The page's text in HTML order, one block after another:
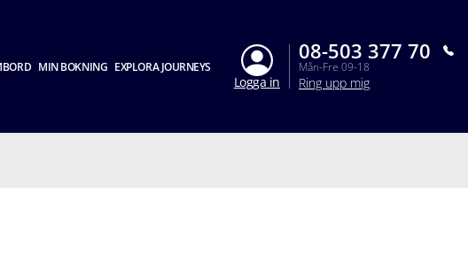
MIN BOKNING EXPLORA JOURNEYS
Logga in
08-503 377 70
Mån-Fre 09-18
Ring upp mig